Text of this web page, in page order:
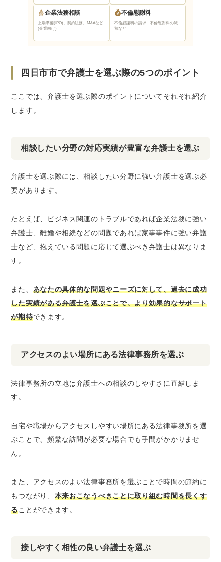
企業法務相談
上場準備(IPO)、契約法務、M&Aなど
(企業向け)
不倫慰謝料
不倫慰謝料の請求、不倫慰謝料の減
額など
四日市市で弁護士を選ぶ際の5つのポイント
ここでは、弁護士を選ぶ際のポイントについてそれぞれ紹介
します。
相談したい分野の対応実績が豊富な弁護士を選ぶ
弁護士を選ぶ際には、相談したい分野に強い弁護士を選ぶ必
要があります。
たとえば、ビジネス関連のトラブルであれば企業法務に強い
弁護士、離婚や相続などの問題であれば家事事件に強い弁護
士など、抱えている問題に応じて選ぶべき弁護士は異なりま
す。
また、 あなたの具体的な問題やニーズに対して、過去に成功
した実績がある弁護士を選ぶことで、より効果的なサポート
が期待できます。
アクセスのよい場所にある法律事務所を選ぶ
法律事務所の立地は弁護士への相談のしやすさに直結しま
す。
自宅や職場からアクセスしやすい場所にある法律事務所を選
ぶことで、頻繁な訪問が必要な場合でも手間がかかりませ
ん。
また、アクセスのよい法律事務所を選ぶことで時間の節約に
もつながり、 本来おこなうべきことに取り組む時間を長くす
ることができます。
接しやすく相性の良い弁護士を選ぶ